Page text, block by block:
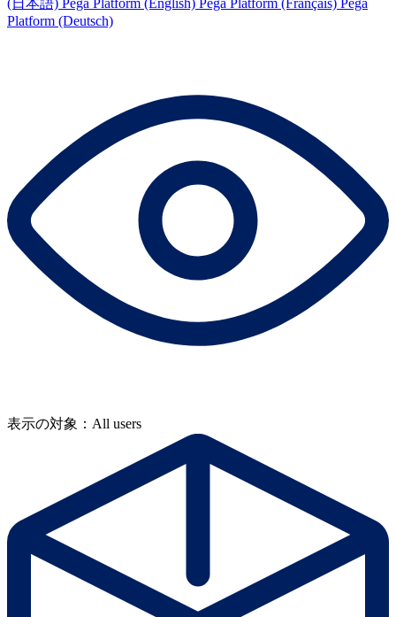
Platform (Deutsch)
表示の対象：All users